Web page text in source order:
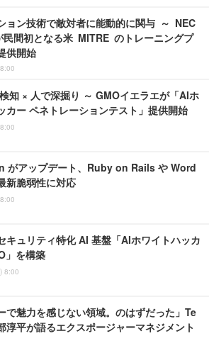
ョン技術で敵対者に能動的に関与 ～ NEC
間初となる米 MITRE のトレーニングプ
供開始
知 × 人で深掘り ～ GMOイエラエが「AIホ
カー ペネトレーションテスト」提供開始
がアップデート、Ruby on Rails や Word
新脆弱性に対応
キュリティ特化 AI 基盤「AIホワイトハッカ
」を構築
8:00
で魅力を感じない領域。のはずだった」Te
淳平が語るエクスポージャーマネジメント